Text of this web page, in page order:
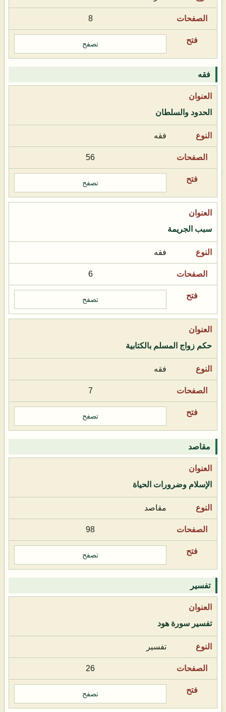
8
تصفح
فقه
الحدود والسلطان
فقه
56
تصفح
سبب الجريمة
فقه
6
تصفح
حكم زواج المسلم بالكتابية
فقه
7
تصفح
مقاصد
الإسلام وضرورات الحياة
مقاصد
98
تصفح
تفسير
تفسير سورة هود
تفسير
26
تصفح